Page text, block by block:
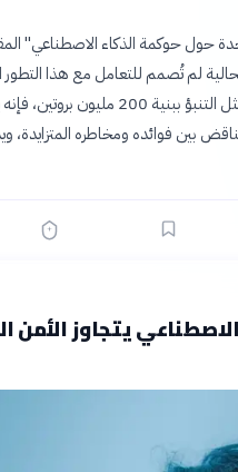
حول حوكمة الذكاء الاصطناعي"
أكد أن الأنظمة الحالية لم تُصمم للتعامل مع هذا
يساهم الذكاء الاصطناعي في إنجازات طبية كبيرة مثل
بين فوائده ومخاطره
يتجاوز الأمن